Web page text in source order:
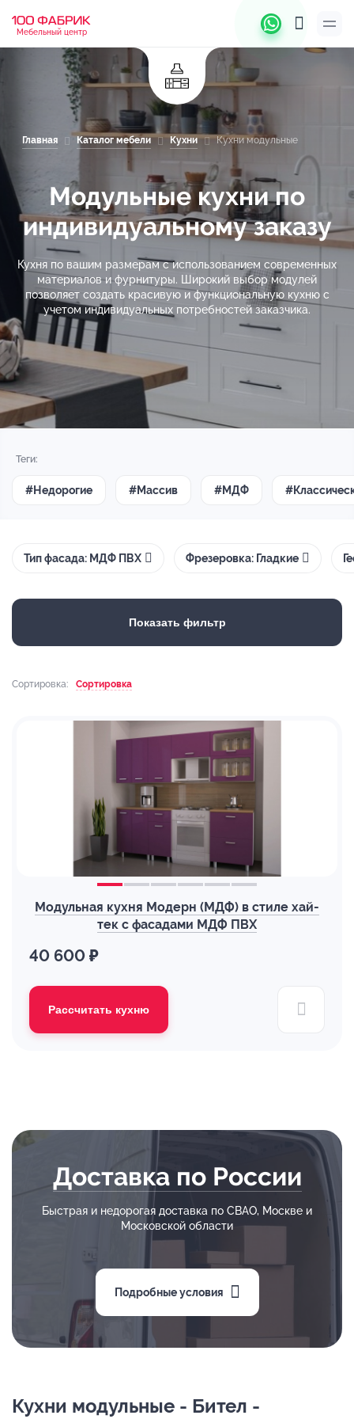
Мебельный центр
Главная Каталог мебели Кухни Кухни модульные
Модульные кухни по
индивидуальному заказу
Кухня по вашим размерам с использованием современных
материалов и фурнитуры. Широкий выбор модулей
позволяет создать красивую и функциональную кухню с
учетом индивидуальных потребностей заказчика.
Теги:
#Недорогие #Массив #МДФ
Тип фасада: МДФ ПВХ Фрезеровка: Гладкие
Показать фильтр
Сортировка: Сортировка
Модульная кухня Модерн (МДФ) в стиле хай-
тек с фасадами МДФ ПВХ
40 600 ₽
Рассчитать кухню
Доставка по России
Быстрая и недорогая доставка по СВАО, Москве и
Московской области
Подробные условия
Кухни модульные - Бител -